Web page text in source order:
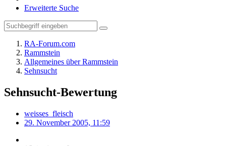
Erweiterte Suche
RA-Forum.com
Rammstein
Allgemeines über Rammstein
Sehnsucht
Sehnsucht-Bewertung
weisses_fleisch
29. November 2005, 11:59